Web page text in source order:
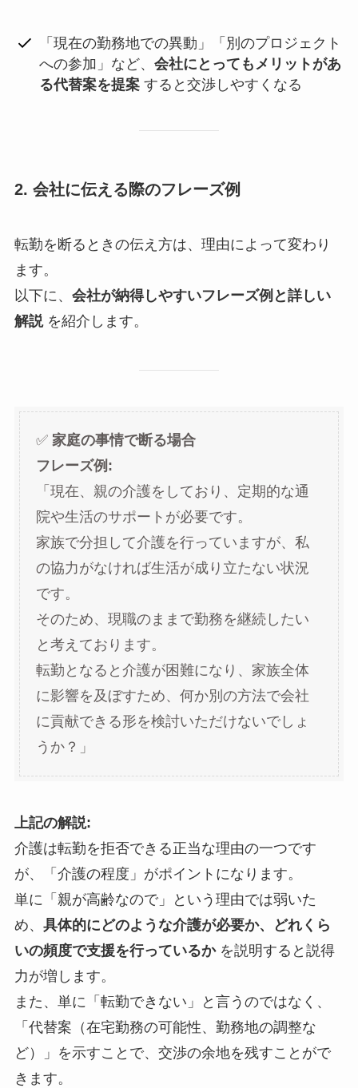
「現在の勤務地での異動」「別のプロジェクト
への参加」など、会社にとってもメリットがあ
る代替案を提案 すると交渉しやすくなる
2. 会社に伝える際のフレーズ例
転勤を断るときの伝え方は、理由によって変わり
ます。
以下に、 会社が納得しやすいフレーズ例と詳しい
解説を紹介します。
✅ 家庭の事情で断る場合
フレーズ例:
「現在、親の介護をしており、定期的な通
院や生活のサポートが必要です。
家族で分担して介護を行っていますが、私
の協力がなければ生活が成り立たない状況
です。
そのため、現職のままで勤務を継続したい
と考えております。
転勤となると介護が困難になり、家族全体
に影響を及ぼすため、何か別の方法で会社
に貢献できる形を検討いただけないでしょ
うか？」
上記の解説:
介護は転勤を拒否できる正当な理由の一つです
が、「介護の程度」がポイントになります。
単に「親が高齢なので」という理由では弱いた
め、 具体的にどのような介護が必要か、どれくら
いの頻度で支援を行っているかを説明すると説得
力が増します。
また、単に「転勤できない」と言うのではなく、
「代替案（在宅勤務の可能性、勤務地の調整な
ど）」を示すことで、交渉の余地を残すことがで
きます。